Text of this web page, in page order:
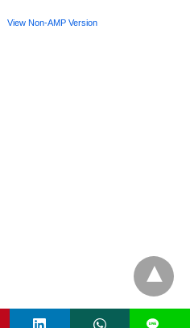
View Non-AMP Version